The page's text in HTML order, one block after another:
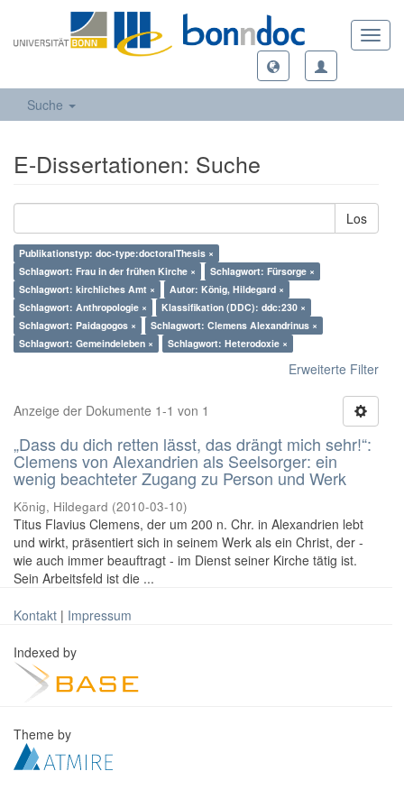
Suche
E-Dissertationen: Suche
Los
Publikationstyp: doc-type:doctoralThesis ×
Schlagwort: Frau in der frühen Kirche ×
Schlagwort: Fürsorge ×
Schlagwort: kirchliches Amt ×
Autor: König, Hildegard ×
Schlagwort: Anthropologie ×
Klassifikation (DDC): ddc:230 ×
Schlagwort: Paidagogos ×
Schlagwort: Clemens Alexandrinus ×
Schlagwort: Gemeindeleben ×
Schlagwort: Heterodoxie ×
Erweiterte Filter
Anzeige der Dokumente 1-1 von 1
„Dass du dich retten lässt, das drängt mich sehr!“:
Clemens von Alexandrien als Seelsorger: ein
wenig beachteter Zugang zu Person und Werk
König, Hildegard (2010-03-10)
Titus Flavius Clemens, der um 200 n. Chr. in Alexandrien lebt
und wirkt, präsentiert sich in seinem Werk als ein Christ, der -
wie auch immer beauftragt - im Dienst seiner Kirche tätig ist.
Sein Arbeitsfeld ist die ...
Kontakt | Impressum
Indexed by
Theme by